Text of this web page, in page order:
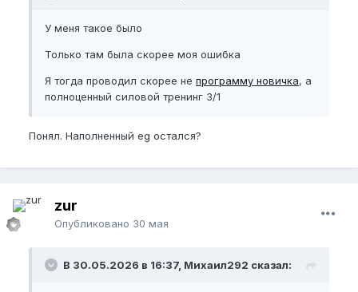
У меня такое было
Только там была скорее моя ошибка
Я тогда проводил скорее не программу новичка, а
полноценный силовой тренинг 3/1
Понял. Наполненный еg остался?
zur
Опубликовано 30 мая
В 30.05.2026 в 16:37, Михаил292 сказал: